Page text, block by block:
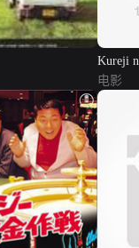
Kureji
电影